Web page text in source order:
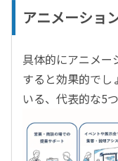
アニメーショ
具体的にアニメー
すると効果的でし
いる、代表的な5